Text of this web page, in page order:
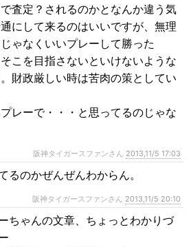
査定？されるのかとなんか違う気
にして来るのはいいですが、無理
ゃなくいいプレーして勝った
こを目指さないといけないような
財政厳しい時は苦肉の策としてい
レーで・・・と思ってるのじゃな
阪神タイガースファンさん 2013,11/5 17:03
るのかぜんぜんわからん。
阪神タイガースファンさん 2013,11/5 20:10
ちゃんの文章、ちょっとわかりづ